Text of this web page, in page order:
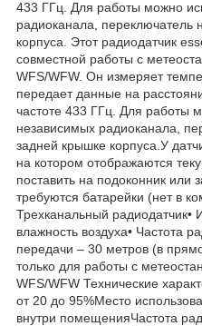
433 ГГц. Для работы можно
радиоканала, переключатель
корпуса. Этот радиодатчик
совместной работы с
WFS/WFW. Он измеряет
передает данные на
частоте 433 ГГц. Для работы
независимых радиоканала,
задней крышке корпуса.У
на котором отображаются
поставить на подоконник или
требуются батарейки (нет в
Трехканальный радиодатчик•
влажность воздуха• Частота
передачи – 30 метров (в
только для работы с
WFS/WFW Технические
от 20 до 95%Место
внутри помещенияЧастота